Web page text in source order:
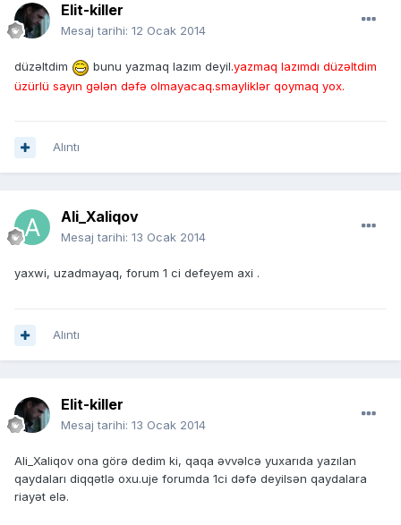
Elit-killer
Mesaj tarihi: 12 Ocak 2014
düzəltdim bunu yazmaq lazım deyil.yazmaq lazımdı düzəltdim
üzürlü sayın gələn dəfə olmayacaq.smayliklər qoymaq yox.
Alıntı
Ali_Xaliqov
Mesaj tarihi: 13 Ocak 2014
yaxwi, uzadmayaq, forum 1 ci defeyem axi .
Alıntı
Elit-killer
Mesaj tarihi: 13 Ocak 2014
Ali_Xaliqov ona görə dedim ki, qaqa əvvəlcə yuxarıda yazılan
qaydaları diqqətlə oxu.uje forumda 1ci dəfə deyilsən qaydalara
riayət elə.